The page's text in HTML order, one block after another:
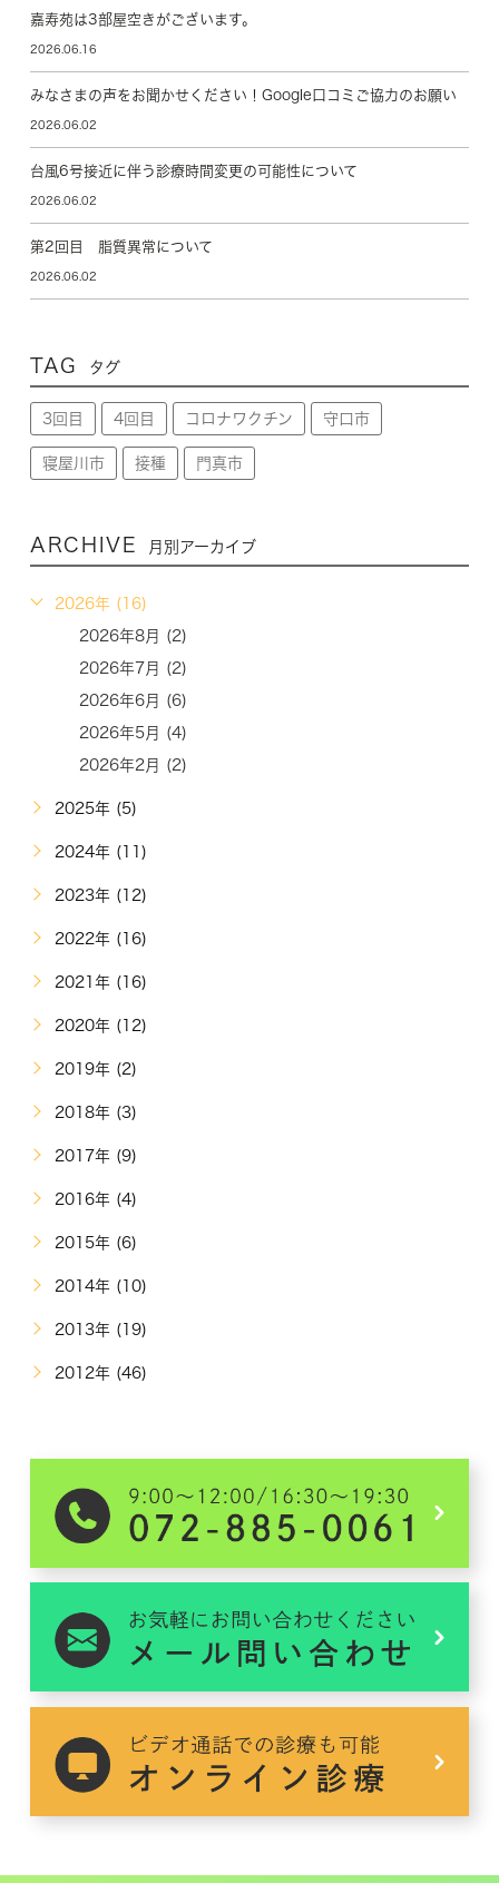
嘉寿苑は3部屋空きがございます。
2026.06.16
みなさまの声をお聞かせください！Google口コミご協力のお願い
2026.06.02
台風6号接近に伴う診療時間変更の可能性について
2026.06.02
第2回目 脂質異常について
2026.06.02
TAG タグ
3回目 4回目 コロナワクチン 守口市
寝屋川市 接種 門真市
ARCHIVE 月別アーカイブ
2026年 (16)
2026年8月 (2)
2026年7月 (2)
2026年6月 (6)
2026年5月 (4)
2026年2月 (2)
2025年 (5)
2024年 (11)
2023年 (12)
2022年 (16)
2021年 (16)
2020年 (12)
2019年 (2)
2018年 (3)
2017年 (9)
2016年 (4)
2015年 (6)
2014年 (10)
2013年 (19)
2012年 (46)